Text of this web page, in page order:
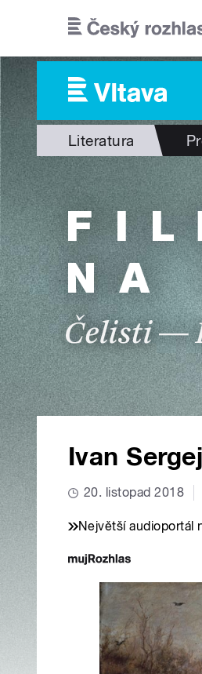
Literatura
Ivan
20. listopad 2018
Největší audioportál